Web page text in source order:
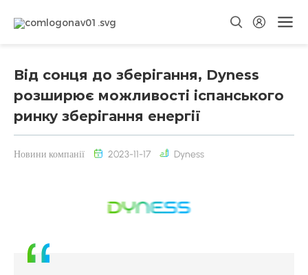
Від сонця до зберігання, Dyness
розширює можливості іспанського
ринку зберігання енергії
Новини компанії 2023-11-17 Dyness